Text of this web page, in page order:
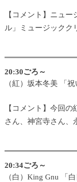
【コメント】ニュ
ル」ミュージックク
20:30ごろ～
（紅）坂本冬美 「
【コメント】今回
さん、神宮寺さん、
20:34ごろ～
（白）King Gnu 「白